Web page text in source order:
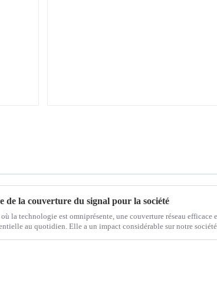
de la couverture du signal pour la société
la technologie est omniprésente, une couverture réseau efficace
au quotidien. Elle a un impact considérable sur notre société,